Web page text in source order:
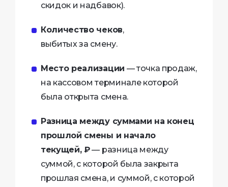
скидок и надбавок).
Количество чеков,
выбитых за смену.
Место реализации — точка продаж,
на кассовом терминале которой
была открыта смена.
Разница между суммами на конец
прошлой смены и начало
текущей, ₽— разница между
суммой, с которой была закрыта
прошлая смена, и суммой, с которой